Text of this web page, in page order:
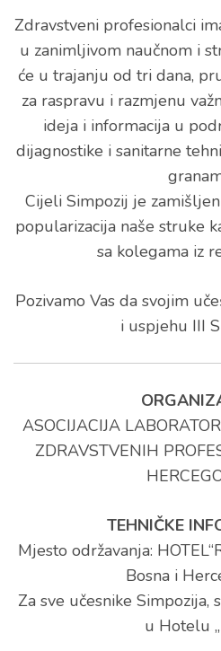
Zdravstveni profesionalci
u zanimljivom naučnom i
će u trajanju od tri dana,
za raspravu i razmjenu
ideja i informacija u
dijagnostike i sanitarne
Cijeli Simpozij je
popularizacija naše struke
sa kolegama iz
Pozivamo Vas da svojim
i uspjehu III
ASOCIJACIJA
ZDRAVSTVENIH
TEHNIČKE
Mjesto održavanja:
Bosna i
Za sve učesnike Simpozija,
u Hotelu